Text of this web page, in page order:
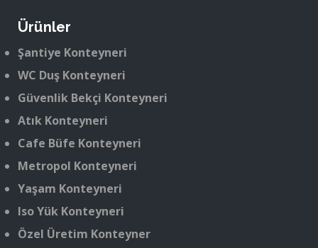
Ürünler
Şantiye Konteyneri
WC Duş Konteyneri
Güvenlik Bekçi Konteyneri
Atık Konteyneri
Cafe Büfe Konteyneri
Metropol Konteyneri
Yaşam Konteyneri
Iso Yük Konteyneri
Özel Üretim Konteyner